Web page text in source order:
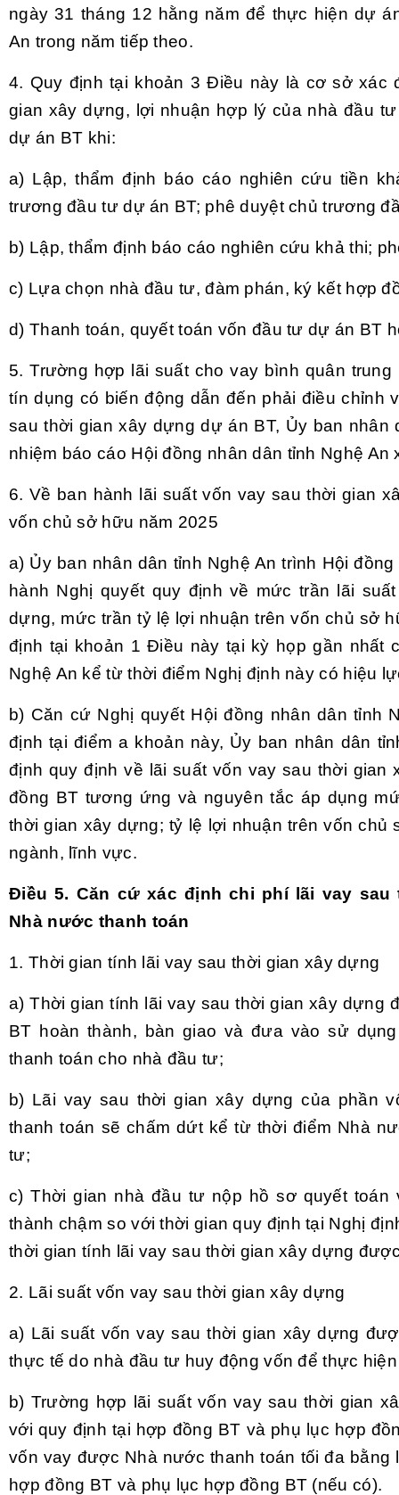
ngày 31 tháng 12 hằng năm để thực hiện dự
An trong năm tiếp theo.
4. Quy định tại khoản 3 Điều này là cơ sở xác
gian xây dựng, lợi nhuận hợp lý của nhà đầu
dự án BT khi:
a) Lập, thẩm định báo cáo nghiên cứu tiền
trương đầu tư dự án BT; phê duyệt chủ trương
b) Lập, thẩm định báo cáo nghiên cứu khả thi;
c) Lựa chọn nhà đầu tư, đàm phán, ký kết hợp
d) Thanh toán, quyết toán vốn đầu tư dự án BT
5. Trường hợp lãi suất cho vay bình quân
tín dụng có biến động dẫn đến phải điều chỉnh
sau thời gian xây dựng dự án BT, Ủy ban nhân
nhiệm báo cáo Hội đồng nhân dân tỉnh Nghệ An
6. Về ban hành lãi suất vốn vay sau thời gian
vốn chủ sở hữu năm 2025
a) Ủy ban nhân dân tỉnh Nghệ An trình Hội
hành Nghị quyết quy định về mức trần lãi
dựng, mức trần tỷ lệ lợi nhuận trên vốn chủ sở
định tại khoản 1 Điều này tại kỳ họp gần nhất
Nghệ An kể từ thời điểm Nghị định này có hiệu
b) Căn cứ Nghị quyết Hội đồng nhân dân tỉnh
định tại điểm a khoản này, Ủy ban nhân dân
định quy định về lãi suất vốn vay sau thời gian
đồng BT tương ứng và nguyên tắc áp dụng
thời gian xây dựng; tỷ lệ lợi nhuận trên vốn chủ
ngành, lĩnh vực.
Điều 5. Căn cứ xác định chi phí lãi vay
Nhà nước thanh toán
1. Thời gian tính lãi vay sau thời gian xây dựng
a) Thời gian tính lãi vay sau thời gian xây dựng
BT hoàn thành, bàn giao và đưa vào sử
thanh toán cho nhà đầu tư;
b) Lãi vay sau thời gian xây dựng của phần
thanh toán sẽ chấm dứt kể từ thời điểm Nhà
tư;
c) Thời gian nhà đầu tư nộp hồ sơ quyết
thành chậm so với thời gian quy định tại Nghị
thời gian tính lãi vay sau thời gian xây dựng
2. Lãi suất vốn vay sau thời gian xây dựng
a) Lãi suất vốn vay sau thời gian xây dựng
thực tế do nhà đầu tư huy động vốn để thực
b) Trường hợp lãi suất vốn vay sau thời gian
với quy định tại hợp đồng BT và phụ lục hợp
vốn vay được Nhà nước thanh toán tối đa bằng
hợp đồng BT và phụ lục hợp đồng BT (nếu có).